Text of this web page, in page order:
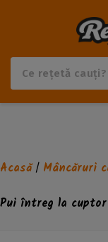
Acasă/ Mâncăruri
Pui întreg la